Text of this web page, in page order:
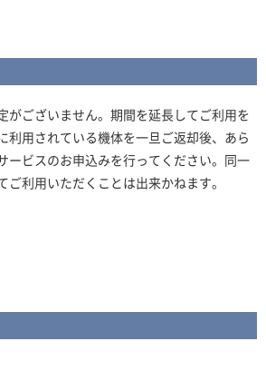
がございません。期間を延長してご利用を
利用されている機体を一旦ご返却後、あら
ービスのお申込みを行ってください。同一
利用いただくことは出来かねます。